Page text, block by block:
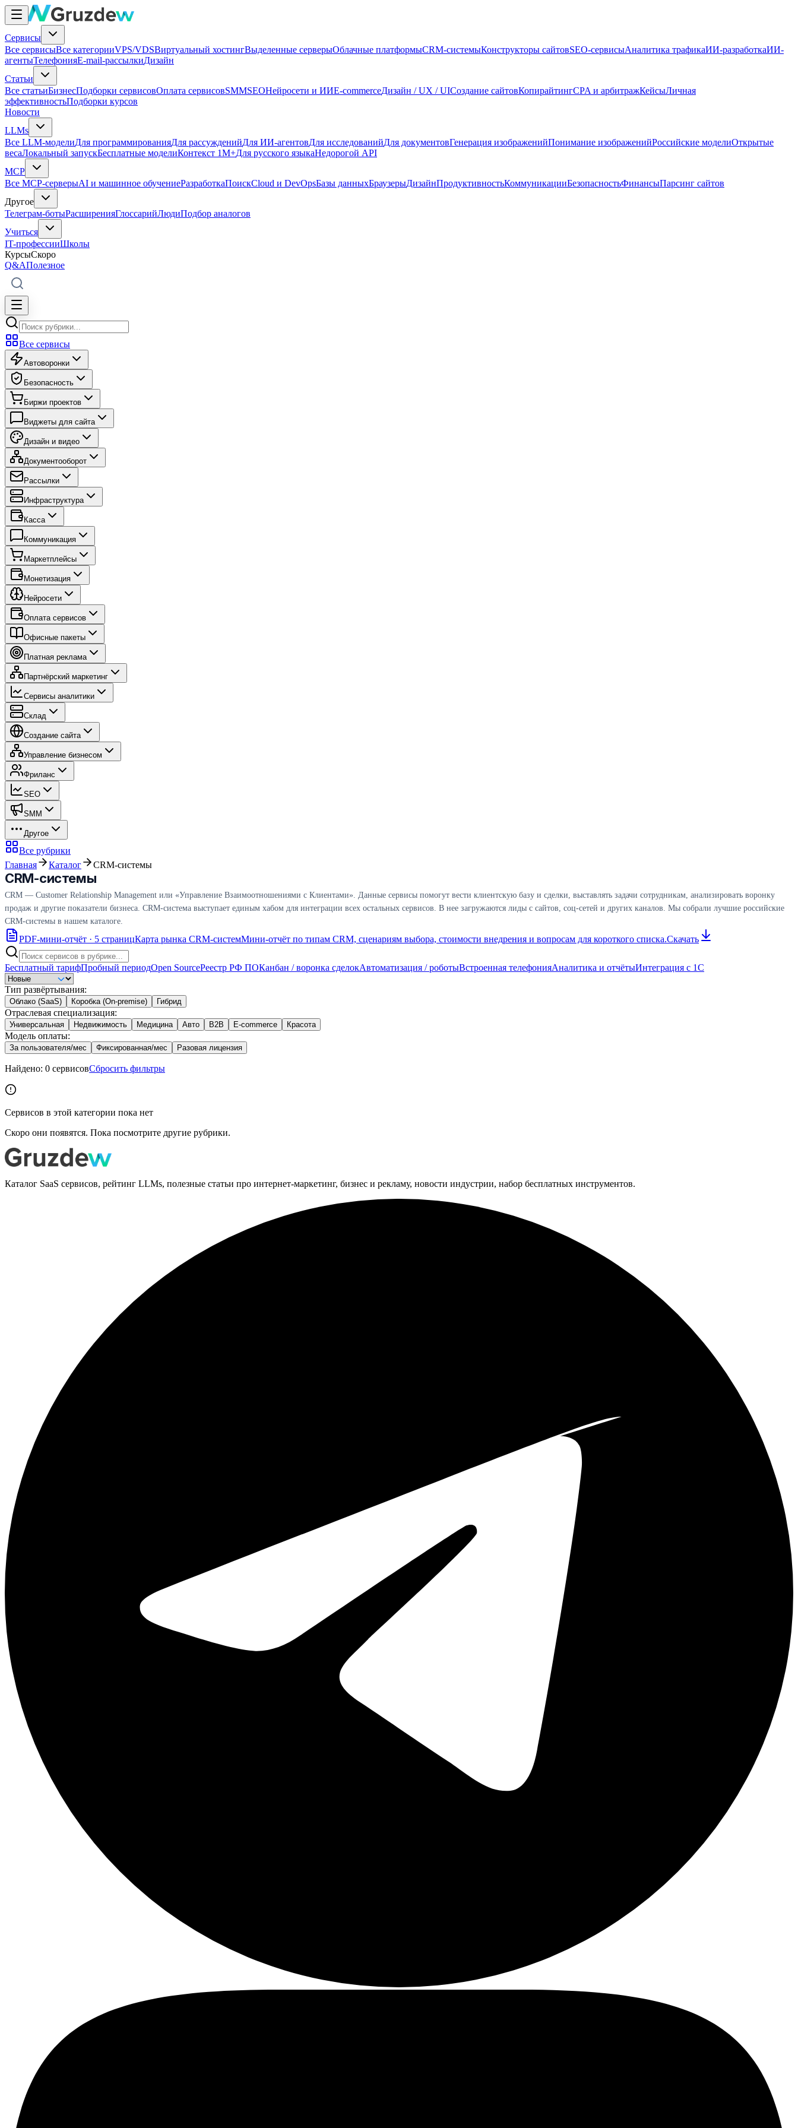
Сервисы
Все сервисыВсе категорииVPS/VDSВиртуальный хостингВыделенные серверыОблачные платформыCRM-системыКонструкторы сайтовSEO-сервисыАналитика трафикаИИ-разработкаИИ-
агентыТелефонияE-mail-рассылкиДизайн
Статьи
Все статьиБизнесПодборки сервисовОплата сервисовSMMSEOНейросети и ИИE-commerceДизайн / UX / UIСоздание сайтовКопирайтингCPA и арбитражКейсыЛичная
эффективностьПодборки курсов
Новости
LLMs
Все LLM-моделиДля программированияДля рассужденийДля ИИ-агентовДля исследованийДля документовГенерация изображенийПонимание изображенийРоссийские моделиОткрытые
весаЛокальный запускБесплатные моделиКонтекст 1M+Для русского языкаНедорогой API
MCP
Все MCP-серверыAI и машинное обучениеРазработкаПоискCloud и DevOpsБазы данныхБраузерыДизайнПродуктивностьКоммуникацииБезопасностьФинансыПарсинг сайтов
Другое
Телеграм-ботыРасширенияГлоссарийЛюдиПодбор аналогов
Учиться
IT-профессииШколы
КурсыСкоро
Q&AПолезное
Все сервисы
Автоворонки
Безопасность
Биржи проектов
Виджеты для сайта
Дизайн и видео
Документооборот
Рассылки
Инфраструктура
Касса
Коммуникация
Маркетплейсы
Монетизация
Нейросети
Оплата сервисов
Офисные пакеты
Платная реклама
Партнёрский маркетинг
Сервисы аналитики
Склад
Создание сайта
Управление бизнесом
Фриланс
SEO
SMM
Другое
Все рубрики
Главная
Каталог CRM-системы
CRM-системы
CRM — Customer Relationship Management или «Управление Взаимоотношениями с Клиентами». Данные сервисы помогут вести клиентскую базу и сделки, выставлять задачи сотрудникам, анализировать воронку
продаж и другие показатели бизнеса. CRM-система выступает единым хабом для интеграции всех остальных сервисов. В нее загружаются лиды с сайтов, соц-сетей и других каналов. Мы собрали лучшие российские
CRM-системы в нашем каталоге.
PDF-мини-отчёт · 5 страницКарта рынка CRM-системМини-отчёт по типам CRM, сценариям выбора, стоимости внедрения и вопросам для короткого списка.Скачать
Бесплатный тарифПробный периодOpen SourceРеестр РФ ПОКанбан / воронка сделокАвтоматизация / роботыВстроенная телефонияАналитика и отчётыИнтеграция с 1С
Тип развёртывания:
Облако (SaaS) Коробка (On-premise) Гибрид
Отраслевая специализация:
Универсальная Недвижимость Медицина Авто B2B E-commerce Красота
Модель оплаты:
За пользователя/мес Фиксированная/мес Разовая лицензия
Найдено: 0 сервисовСбросить фильтры
Сервисов в этой категории пока нет
Скоро они появятся. Пока посмотрите другие рубрики.
Каталог SaaS сервисов, рейтинг LLMs, полезные статьи про интернет-маркетинг, бизнес и рекламу, новости индустрии, набор бесплатных инструментов.